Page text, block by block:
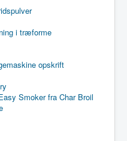
i træforme
opskrift
Smoker fra Char Broil